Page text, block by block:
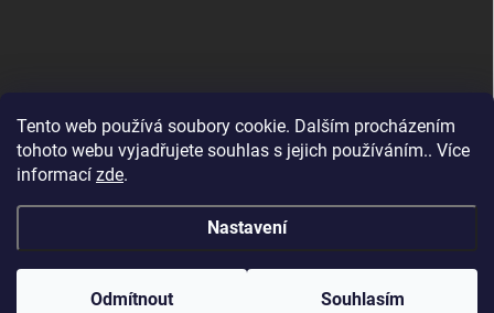
Tento web používá soubory cookie. Dalším procházením
tohoto webu vyjadřujete souhlas s jejich používáním.. Více
informací zde.
Nastavení
Odmítnout Souhlasím
BLOG
Crocs, proč se svět zamiloval do těchto bot a proč je MUSÍTE mít
také?
Copyright 2026Jupiterlook.cz . Všechna práva vyhrazena.